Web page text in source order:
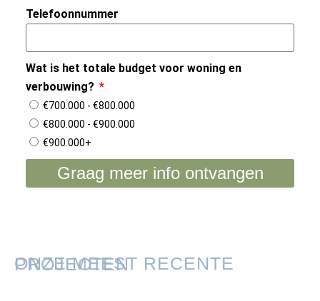
Telefoonnummer
Wat is het totale budget voor woning en
verbouwing?
€700.000 - €800.000
€800.000 - €900.000
€900.000+
Graag meer info ontvangen
ONZE MEEST RECENTE PROJECTEN